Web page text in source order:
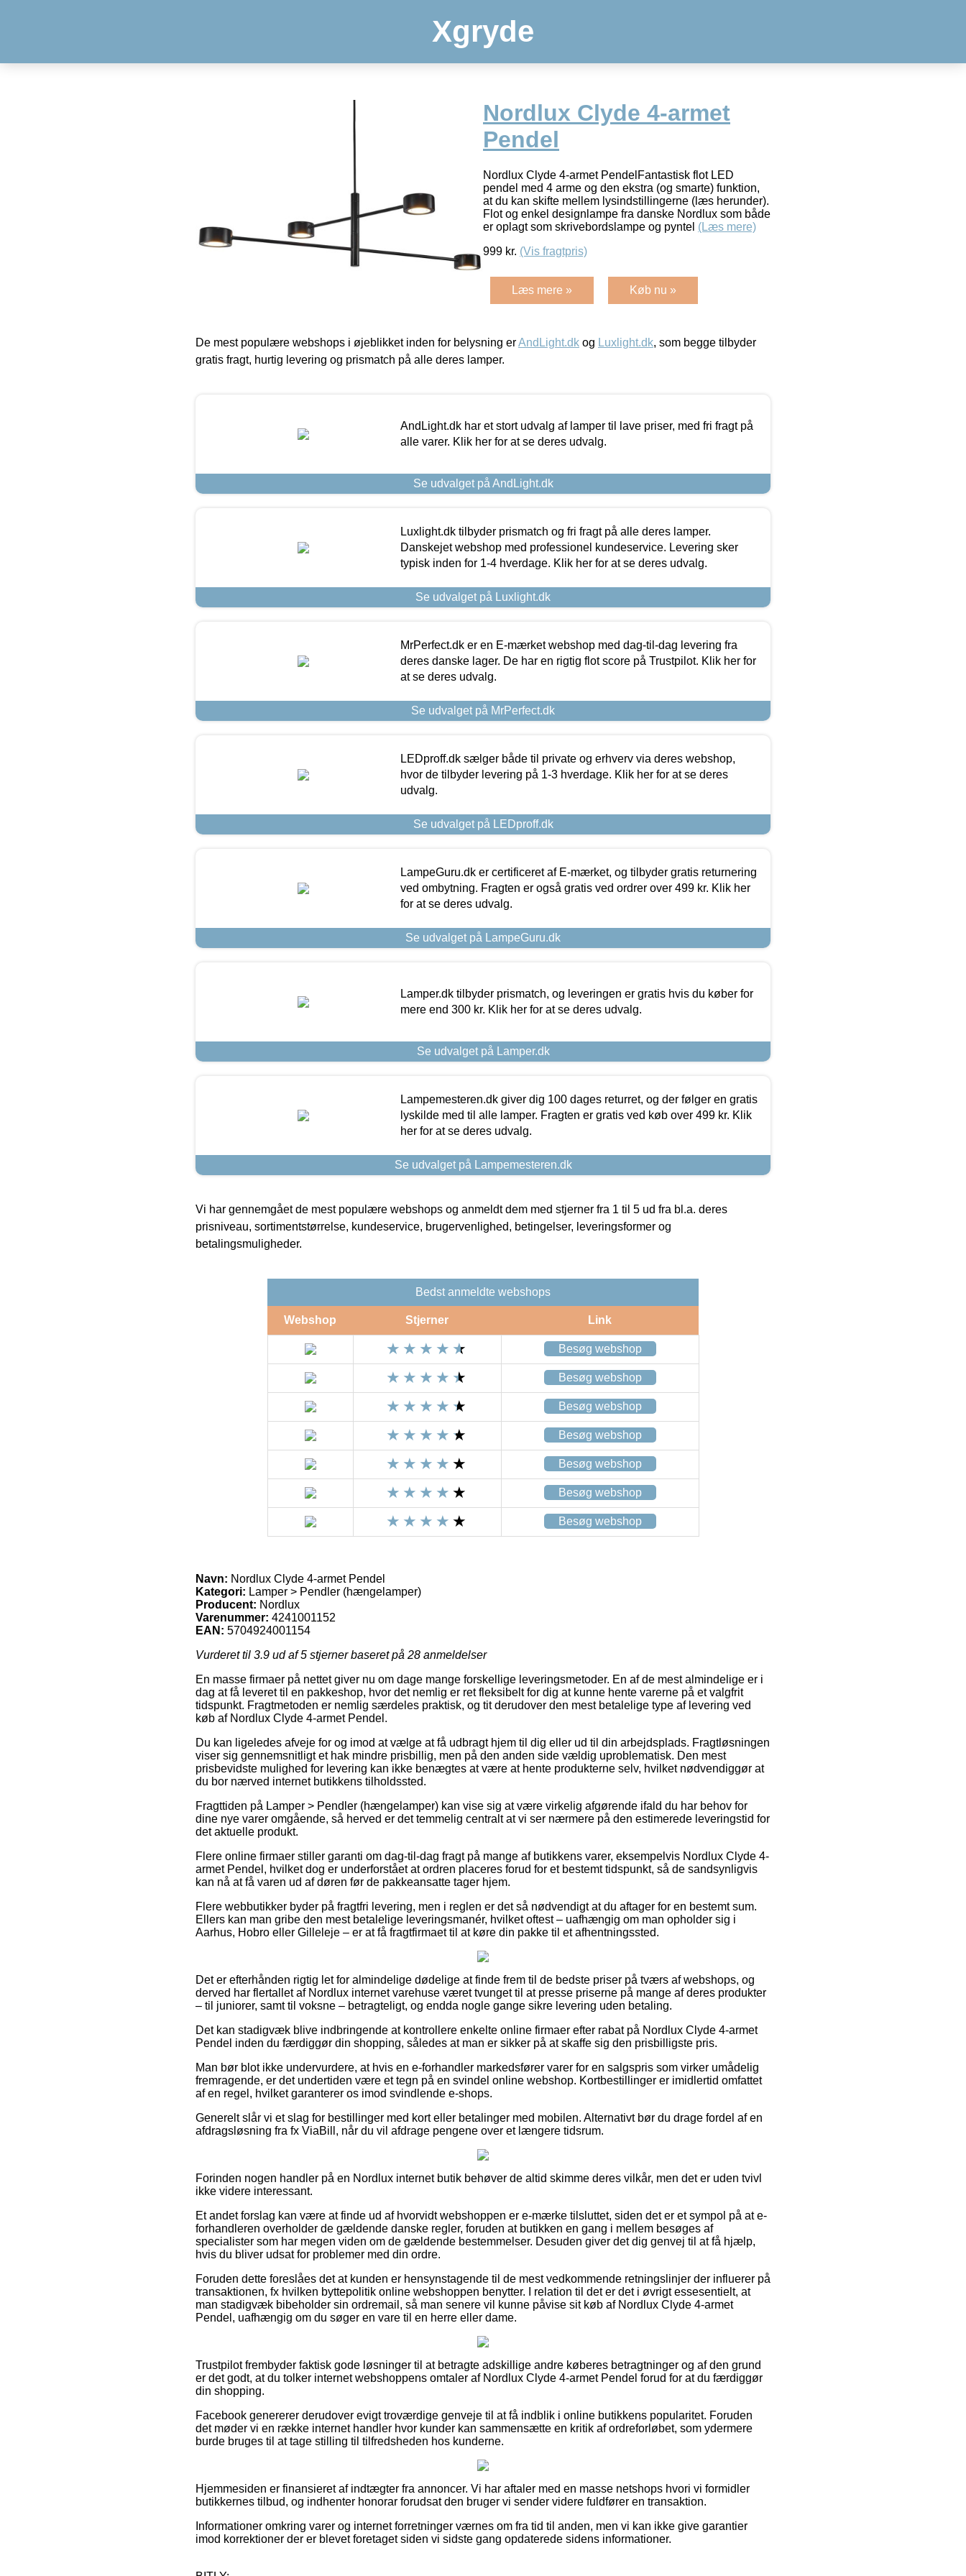
Xgryde
Nordlux Clyde 4-armet
Pendel
Nordlux Clyde 4-armet PendelFantastisk flot LED
pendel med 4 arme og den ekstra (og smarte) funktion,
at du kan skifte mellem lysindstillingerne (læs herunder).
Flot og enkel designlampe fra danske Nordlux som både
er oplagt som skrivebordslampe og pyntel (Læs mere)
999 kr. (Vis fragtpris)
Læs mere » Køb nu »
De mest populære webshops i øjeblikket inden for belysning erAndLight.dk og Luxlight.dk, som begge tilbyder
gratis fragt, hurtig levering og prismatch på alle deres lamper.
AndLight.dk har et stort udvalg af lamper til lave priser, med fri fragt på
alle varer. Klik her for at se deres udvalg.
Se udvalget på AndLight.dk
Luxlight.dk tilbyder prismatch og fri fragt på alle deres lamper.
Danskejet webshop med professionel kundeservice. Levering sker
typisk inden for 1-4 hverdage. Klik her for at se deres udvalg.
Se udvalget på Luxlight.dk
MrPerfect.dk er en E-mærket webshop med dag-til-dag levering fra
deres danske lager. De har en rigtig flot score på Trustpilot. Klik her for
at se deres udvalg.
Se udvalget på MrPerfect.dk
LEDproff.dk sælger både til private og erhverv via deres webshop,
hvor de tilbyder levering på 1-3 hverdage. Klik her for at se deres
udvalg.
Se udvalget på LEDproff.dk
LampeGuru.dk er certificeret af E-mærket, og tilbyder gratis returnering
ved ombytning. Fragten er også gratis ved ordrer over 499 kr. Klik her
for at se deres udvalg.
Se udvalget på LampeGuru.dk
Lamper.dk tilbyder prismatch, og leveringen er gratis hvis du køber for
mere end 300 kr. Klik her for at se deres udvalg.
Se udvalget på Lamper.dk
Lampemesteren.dk giver dig 100 dages returret, og der følger en gratis
lyskilde med til alle lamper. Fragten er gratis ved køb over 499 kr. Klik
her for at se deres udvalg.
Se udvalget på Lampemesteren.dk
Vi har gennemgået de mest populære webshops og anmeldt dem med stjerner fra 1 til 5 ud fra bl.a. deres
prisniveau, sortimentstørrelse, kundeservice, brugervenlighed, betingelser, leveringsformer og
betalingsmuligheder.
Bedst anmeldte webshops
Webshop Stjerner Link
Besøg webshop
Besøg webshop
Besøg webshop
Besøg webshop
Besøg webshop
Besøg webshop
Besøg webshop
Navn: Nordlux Clyde 4-armet Pendel
Kategori: Lamper > Pendler (hængelamper)
Producent: Nordlux
Varenummer: 4241001152
EAN: 5704924001154
Vurderet til 3.9 ud af 5 stjerner baseret på 28 anmeldelser
En masse firmaer på nettet giver nu om dage mange forskellige leveringsmetoder. En af de mest almindelige er i
dag at få leveret til en pakkeshop, hvor det nemlig er ret fleksibelt for dig at kunne hente varerne på et valgfrit
tidspunkt. Fragtmetoden er nemlig særdeles praktisk, og tit derudover den mest betalelige type af levering ved
køb af Nordlux Clyde 4-armet Pendel.
Du kan ligeledes afveje for og imod at vælge at få udbragt hjem til dig eller ud til din arbejdsplads. Fragtløsningen
viser sig gennemsnitligt et hak mindre prisbillig, men på den anden side vældig uproblematisk. Den mest
prisbevidste mulighed for levering kan ikke benægtes at være at hente produkterne selv, hvilket nødvendiggør at
du bor nærved internet butikkens tilholdssted.
Fragttiden på Lamper > Pendler (hængelamper) kan vise sig at være virkelig afgørende ifald du har behov for
dine nye varer omgående, så herved er det temmelig centralt at vi ser nærmere på den estimerede leveringstid for
det aktuelle produkt.
Flere online firmaer stiller garanti om dag-til-dag fragt på mange af butikkens varer, eksempelvis Nordlux Clyde 4-
armet Pendel, hvilket dog er underforstået at ordren placeres forud for et bestemt tidspunkt, så de sandsynligvis
kan nå at få varen ud af døren før de pakkeansatte tager hjem.
Flere webbutikker byder på fragtfri levering, men i reglen er det så nødvendigt at du aftager for en bestemt sum.
Ellers kan man gribe den mest betalelige leveringsmanér, hvilket oftest – uafhængig om man opholder sig i
Aarhus, Hobro eller Gilleleje – er at få fragtfirmaet til at køre din pakke til et afhentningssted.
Det er efterhånden rigtig let for almindelige dødelige at finde frem til de bedste priser på tværs af webshops, og
derved har flertallet af Nordlux internet varehuse været tvunget til at presse priserne på mange af deres produkter
– til juniorer, samt til voksne – betragteligt, og endda nogle gange sikre levering uden betaling.
Det kan stadigvæk blive indbringende at kontrollere enkelte online firmaer efter rabat på Nordlux Clyde 4-armet
Pendel inden du færdiggør din shopping, således at man er sikker på at skaffe sig den prisbilligste pris.
Man bør blot ikke undervurdere, at hvis en e-forhandler markedsfører varer for en salgspris som virker umådelig
fremragende, er det undertiden være et tegn på en svindel online webshop. Kortbestillinger er imidlertid omfattet
af en regel, hvilket garanterer os imod svindlende e-shops.
Generelt slår vi et slag for bestillinger med kort eller betalinger med mobilen. Alternativt bør du drage fordel af en
afdragsløsning fra fx ViaBill, når du vil afdrage pengene over et længere tidsrum.
Forinden nogen handler på en Nordlux internet butik behøver de altid skimme deres vilkår, men det er uden tvivl
ikke videre interessant.
Et andet forslag kan være at finde ud af hvorvidt webshoppen er e-mærke tilsluttet, siden det er et sympol på at e-
forhandleren overholder de gældende danske regler, foruden at butikken en gang i mellem besøges af
specialister som har megen viden om de gældende bestemmelser. Desuden giver det dig genvej til at få hjælp,
hvis du bliver udsat for problemer med din ordre.
Foruden dette foreslåes det at kunden er hensynstagende til de mest vedkommende retningslinjer der influerer på
transaktionen, fx hvilken byttepolitik online webshoppen benytter. I relation til det er det i øvrigt essesentielt, at
man stadigvæk bibeholder sin ordremail, så man senere vil kunne påvise sit køb af Nordlux Clyde 4-armet
Pendel, uafhængig om du søger en vare til en herre eller dame.
Trustpilot frembyder faktisk gode løsninger til at betragte adskillige andre køberes betragtninger og af den grund
er det godt, at du tolker internet webshoppens omtaler af Nordlux Clyde 4-armet Pendel forud for at du færdiggør
din shopping.
Facebook genererer derudover evigt troværdige genveje til at få indblik i online butikkens popularitet. Foruden
det møder vi en række internet handler hvor kunder kan sammensætte en kritik af ordreforløbet, som ydermere
burde bruges til at tage stilling til tilfredsheden hos kunderne.
Hjemmesiden er finansieret af indtægter fra annoncer. Vi har aftaler med en masse netshops hvori vi formidler
butikkernes tilbud, og indhenter honorar forudsat den bruger vi sender videre fuldfører en transaktion.
Informationer omkring varer og internet forretninger værnes om fra tid til anden, men vi kan ikke give garantier
imod korrektioner der er blevet foretaget siden vi sidste gang opdaterede sidens informationer.